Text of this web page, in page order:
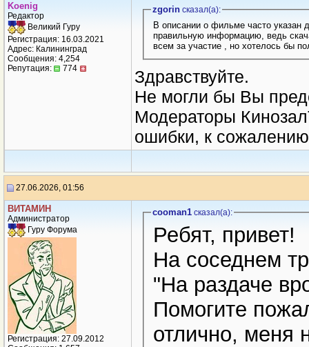
Kоenig
Редактор
Великий Гуру
Регистрация: 16.03.2021
Адрес: Калининград
Сообщения: 4,254
Репутация:
774
zgorinсказал(a):
В описании о фильме часто указан
правильную информацию, ведь
всем за участие , но хотелось бы
Здравствуйте.
Не могли бы Вы
Модераторы
ошибки, к
27.06.2026, 01:56
ВИТАМИH
Администратор
Гуру Форума
Регистрация: 27.09.2012
cooman1сказал(a):
Ребят, привет!
На соседнем
"На раздаче
Помогите
отлично, меня